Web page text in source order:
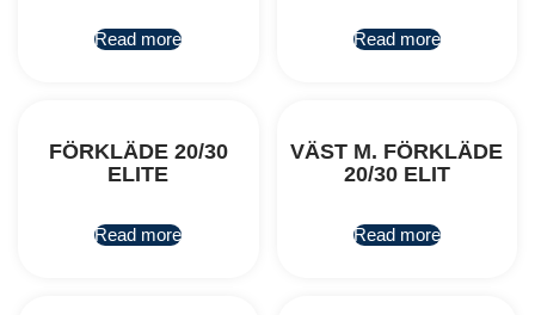
Read more Read more
FÖRKLÄDE 20/30
ELITE
Read more
VÄST M. FÖRKLÄDE
20/30 ELIT
Read more